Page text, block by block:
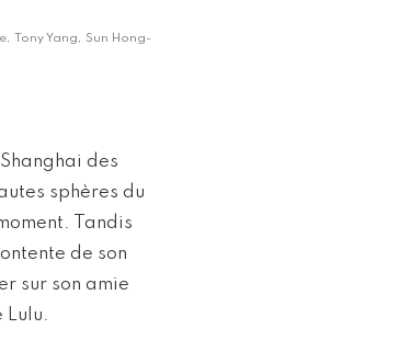
Tony Yang, Sun Hong-
des
sphères du
Tandis
de son
sur son amie
Lulu.